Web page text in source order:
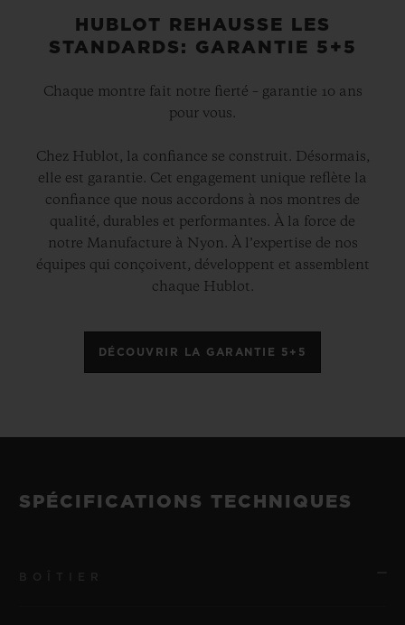
HUBLOT REHAUSSE LES
STANDARDS: GARANTIE 5+5
Chaque montre fait notre fierté – garantie 10 ans
pour vous.
Chez Hublot, la confiance se construit. Désormais,
elle est garantie. Cet engagement unique reflète la
confiance que nous accordons à nos montres de
qualité, durables et performantes. À la force de
notre Manufacture à Nyon. À l’expertise de nos
équipes qui conçoivent, développent et assemblent
chaque Hublot.
DÉCOUVRIR LA GARANTIE 5+5
SPÉCIFICATIONS TECHNIQUES